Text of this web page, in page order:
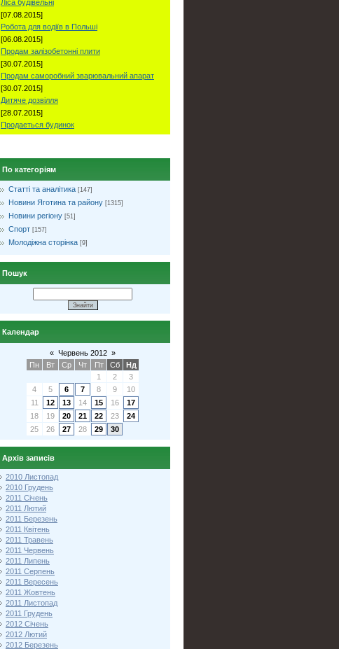
Ліса будівельні
[07.08.2015]
Робота для водіїв в Польші
[06.08.2015]
Продам залізобетонні плити
[30.07.2015]
Продам саморобний зварювальний апарат
[30.07.2015]
Дитяче дозвілля
[28.07.2015]
Продаеться будинок
По категоріям
Статті та аналітика [147]
Новини Яготина та району [1315]
Новини регіону [51]
Спорт [157]
Молодіжна сторінка [9]
Пошук
Календар
« Червень 2012 »
Пн
Вт Ср Чт Пт Сб
Нд
1
2
3
4
5 6 7 8 9
10
11
12 13 14 15 16
17
18
19 20 21 22 23
24
25
26 27 28 29 30
Архів записів
2010 Листопад
2010 Грудень
2011 Січень
2011 Лютий
2011 Березень
2011 Квітень
2011 Травень
2011 Червень
2011 Липень
2011 Серпень
2011 Вересень
2011 Жовтень
2011 Листопад
2011 Грудень
2012 Січень
2012 Лютий
2012 Березень